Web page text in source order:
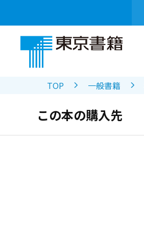
TOP 一般書籍
この本の購入先